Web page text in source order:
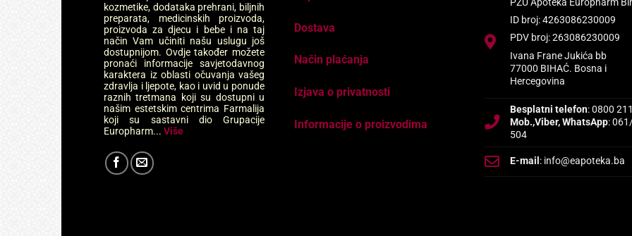
kozmetike, dodataka prehrani, biljnih
preparata, medicinskih proizvoda,
proizvoda za djecu i bebe i na taj
način Vam učiniti našu uslugu još
dostupnijom. Ovdje također možete
pronaći informacije savjetodavnog
karaktera iz oblasti očuvanja vašeg
zdravlja i ljepote, kao i uvid u ponude
raznih tretmana koji su dostupni u
našim estetskim centrima Farmalija
koji su sastavni dio Grupacije
Europharm... Više
Dostava
Način plaćanja
Izjava o privatnosti
Informacije o proizvodima
PZU Apoteka Europharm
ID broj: 4263086230009
PDV broj: 263086230009
Ivana Frane Jukića bb
77000 BIHAĆ. Bosna i
Hercegovina
Besplatni telefon: 0800
Mob.,Viber, WhatsApp:
504
E-mail : info@eapoteka.ba